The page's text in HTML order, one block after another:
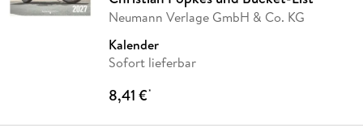
Neumann Verlage GmbH & Co. KG
Kalender
Sofort lieferbar
8,41 €*